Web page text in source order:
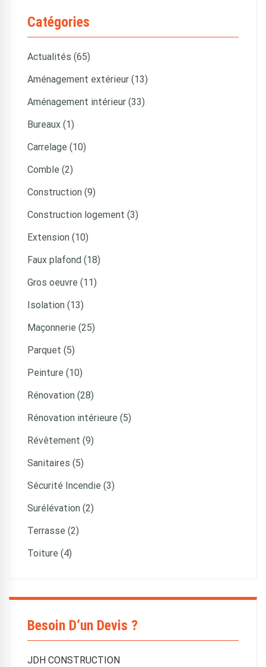
Catégories
Actualités (65)
Aménagement extérieur (13)
Aménagement intérieur (33)
Bureaux (1)
Carrelage (10)
Comble (2)
Construction (9)
Construction logement (3)
Extension (10)
Faux plafond (18)
Gros oeuvre (11)
Isolation (13)
Maçonnerie (25)
Parquet (5)
Peinture (10)
Rénovation (28)
Rénovation intérieure (5)
Révêtement (9)
Sanitaires (5)
Sécurité Incendie (3)
Surélévation (2)
Terrasse (2)
Toiture (4)
Besoin D’un Devis ?
JDH CONSTRUCTION